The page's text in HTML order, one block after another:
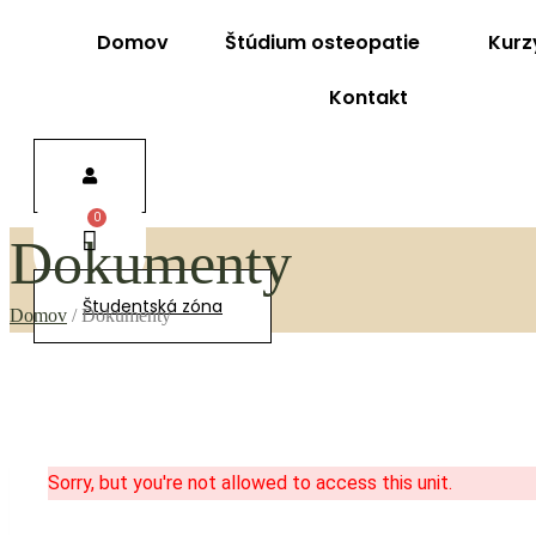
Domov Štúdium osteopatie
Kontakt
Študentská zóna
Dokumenty
Domov / Dokumenty
Sorry, but you're not allowed to access this unit.